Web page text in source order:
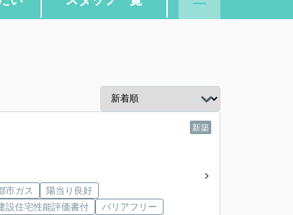
新築
市ガス
陽当り良好
設住宅性能評価書付
バリアフリー